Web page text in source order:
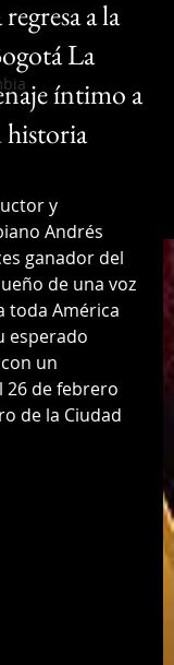
a la
La
íntimo a
historia
y
Andrés
ganador del
de una voz
toda América
esperado
un
26 de febrero
de la Ciudad